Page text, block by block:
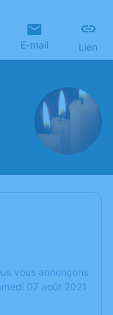
E-mail Lien
vous annonçons
07 août 2021